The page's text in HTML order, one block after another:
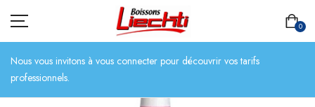
0
Nous vous invitons à vous connecter pour découvrir vos tarifs
professionnels.